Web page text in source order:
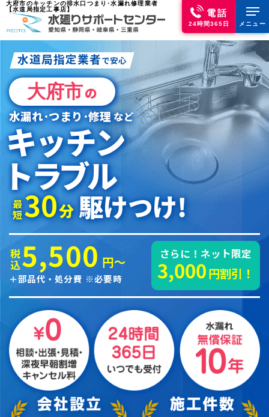
大府市のキッチンの排水口つまり･水漏れ修理業者
【水道局指定工事店】
電話
24時間365日 メニュー
水道局指定業者 で安心
大府市の
水漏れ･つまり･修理など
キッチン
トラブル
最短30分 駆けつけ!
税込5,500 円～
＋部品代・処分費 ※必要時
さらに！ネット限定
3,000 円割引！